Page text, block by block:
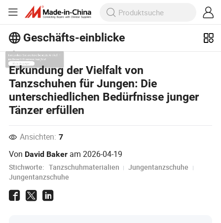
Geschäfts-einblicke
Entdecken Sie weitere beliebte Artikel
im Bereich Business Insights!
Mehr Anzeigen
Erkundung der Vielfalt von
Tanzschuhen für Jungen: Die
unterschiedlichen Bedürfnisse junger
Tänzer erfüllen
Ansichten: 7
Von David Baker am2026-04-19
Stichworte: Tanzschuhmaterialien
Jungentanzschuhe
Jungentanzschuhe